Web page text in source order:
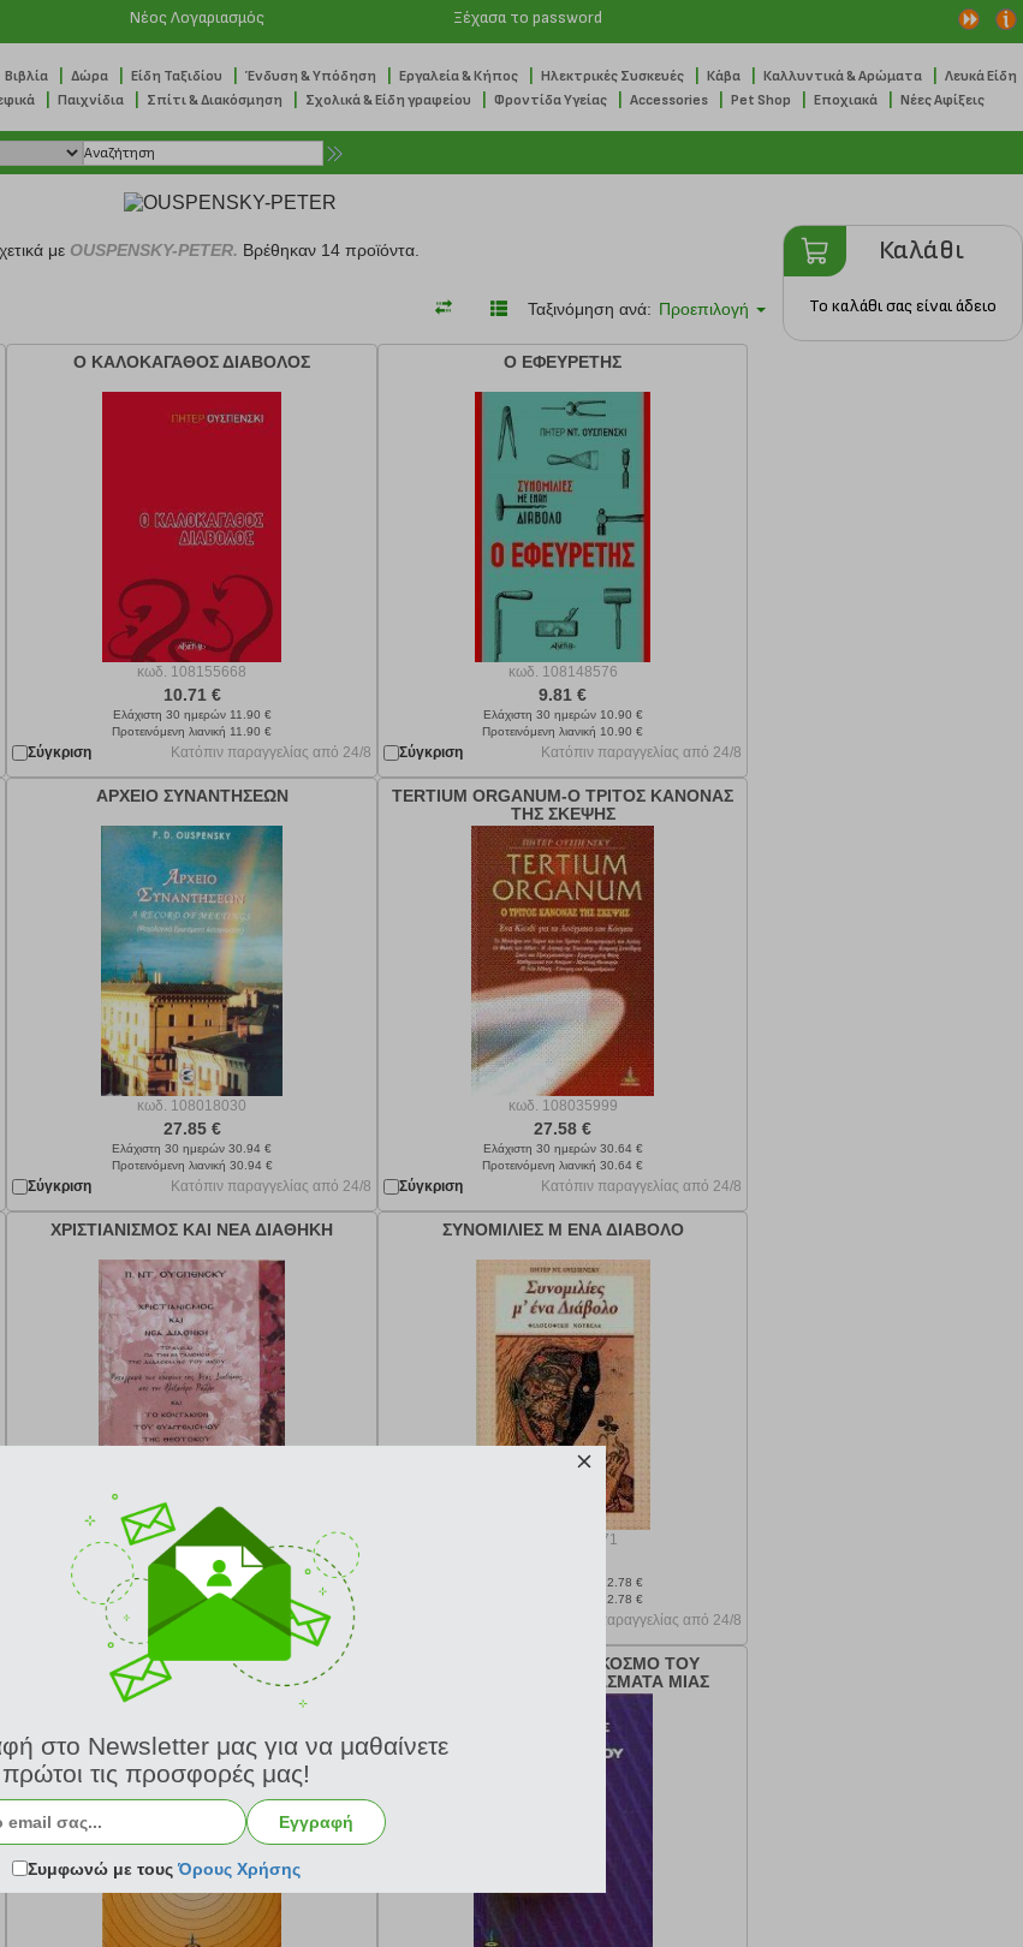
Νέος Λογαριασμός Ξέχασα το password
Βιβλία Δώρα Είδη Ταξιδίου Ένδυση & Υπόδηση Εργαλεία & Κήπος Ηλεκτρικές Συσκευές Κάβα Καλλυντικά & Αρώματα Λευκά Είδη
Παιχνίδια Σπίτι & Διακόσμηση Σχολικά & Είδη γραφείου Φροντίδα Υγείας Accessories Pet Shop Εποχιακά Νέες Αφίξεις
με OUSPENSKY-PETER. Βρέθηκαν 14 προϊόντα.
Ταξινόμηση ανά: Προεπιλογή
Ο ΚΑΛΟΚΑΓΑΘΟΣ ΔΙΑΒΟΛΟΣ
κωδ. 108155668
10.71 €
Ελάχιστη 30 ημερών 11.90 €
Προτεινόμενη λιανική 11.90 €
Σύγκριση Κατόπιν παραγγελίας από 24/8
Ο ΕΦΕΥΡΕΤΗΣ
κωδ. 108148576
9.81 €
Ελάχιστη 30 ημερών 10.90 €
Προτεινόμενη λιανική 10.90 €
Σύγκριση Κατόπιν παραγγελίας από 24/8
ΑΡΧΕΙΟ ΣΥΝΑΝΤΗΣΕΩΝ
κωδ. 108018030
27.85 €
Ελάχιστη 30 ημερών 30.94 €
Προτεινόμενη λιανική 30.94 €
Σύγκριση Κατόπιν παραγγελίας από 24/8
TERTIUM ORGANUM-Ο ΤΡΙΤΟΣ ΚΑΝΟΝΑΣ
ΤΗΣ ΣΚΕΨΗΣ
κωδ. 108035999
27.58 €
Ελάχιστη 30 ημερών 30.64 €
Προτεινόμενη λιανική 30.64 €
Σύγκριση Κατόπιν παραγγελίας από 24/8
ΧΡΙΣΤΙΑΝΙΣΜΟΣ ΚΑΙ ΝΕΑ ΔΙΑΘΗΚΗ
κωδ. 108019617
15.34 €
Ελάχιστη 30 ημερών 17.04 €
Προτεινόμενη λιανική 17.04 €
Κατόπιν παραγγελίας από 24/8
ΣΥΝΟΜΙΛΙΕΣ Μ ΕΝΑ ΔΙΑΒΟΛΟ
108034871
Ελάχιστη 30 ημερών 12.78 €
Προτεινόμενη λιανική 12.78 €
Κατόπιν παραγγελίας από 24/8
Η ΚΟΣΜΟΛΟΓΙΑ ΤΗΣ ΕΞΕΛΙΚΤΙΚΗΣ
ΔΥΝΑΤΟΤΗΤΑΣ ΤΟΥ ΑΝΘΡΩΠΟΥ
ΑΝΑΖΗΤΩΝΤΑΣ ΤΟΝ ΚΟΣΜΟ ΤΟΥ
ΘΑΥΜΑΣΤΟΥ - ΑΠΟΣΠΑΣΜΑΤΑ ΜΙΑΣ
ΑΓΝΩΣΤΗΣ ΔΙΔΑΣΚΑΛΙΑΣ
Καλάθι
Το καλάθι σας είναι άδειο
στο Newsletter μας για να μαθαίνετε
πρώτοι τις προσφορές μας!
Εγγραφή
Συμφωνώ με τουςΌρους Χρήσης